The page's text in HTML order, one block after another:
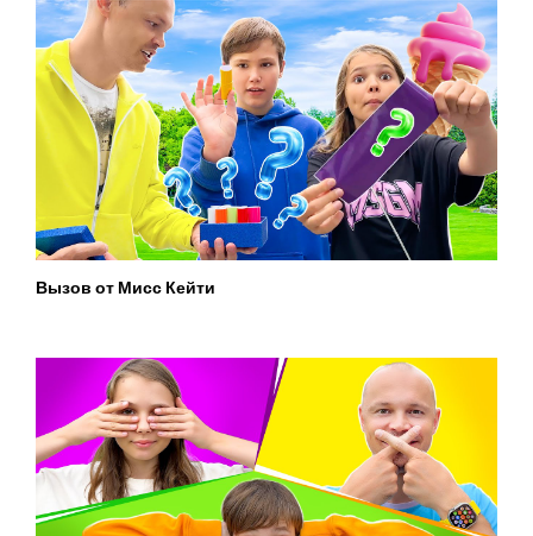
Вызов от Мисс Кейти